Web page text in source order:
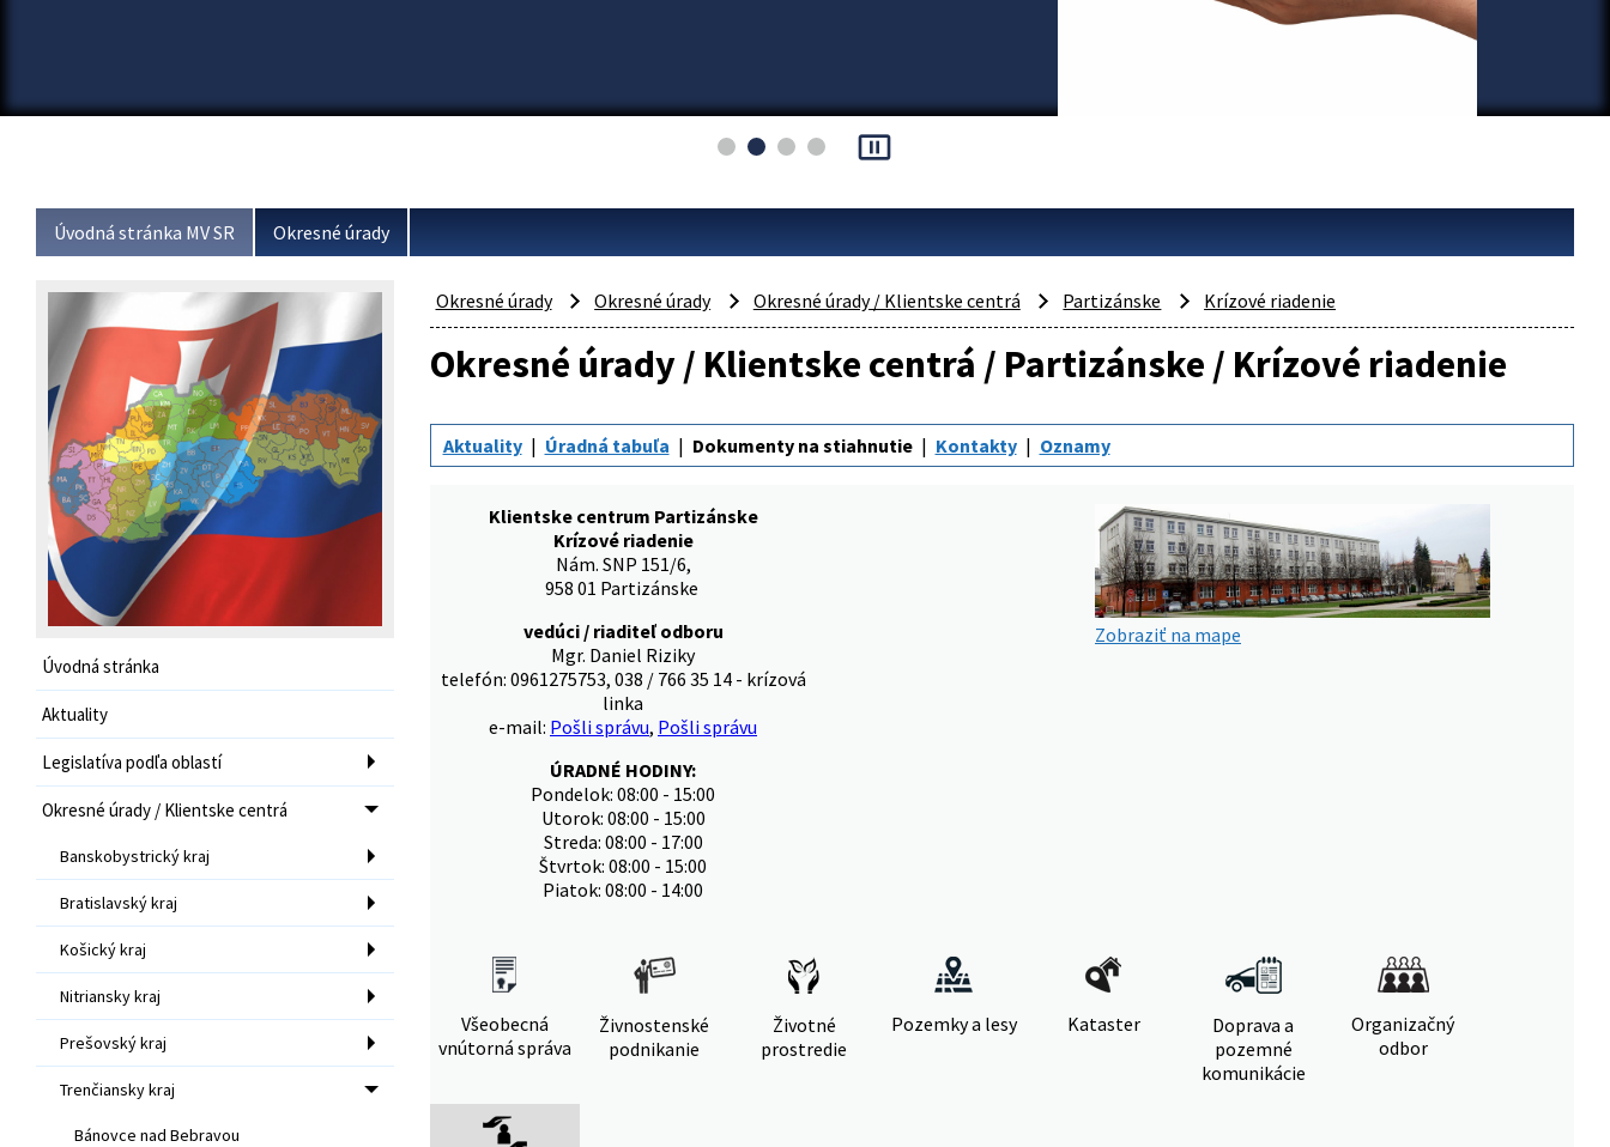
pause_presentation
Úvodná stránka MV SR Okresné úrady
Úvodná stránka
Aktuality
Legislatíva podľa oblastí
Okresné úrady / Klientske centrá
Banskobystrický kraj
Bratislavský kraj
Košický kraj
Nitriansky kraj
Prešovský kraj
Trenčiansky kraj
Bánovce nad Bebravou
Okresné úrady Okresné úrady Okresné úrady / Klientske centrá Partizánske Krízové riadenie
Okresné úrady / Klientske centrá / Partizánske / Krízové riadenie
Aktuality Úradná tabuľa Dokumenty na stiahnutie Kontakty Oznamy
Klientske centrum Partizánske
Krízové riadenie
Nám. SNP 151/6,
958 01 Partizánske
vedúci / riaditeľ odboru
Mgr. Daniel Riziky
telefón: 0961275753, 038 / 766 35 14 - krízová
linka
e-mail: Pošli správu, Pošli správu
ÚRADNÉ HODINY:
Pondelok: 08:00 - 15:00
Utorok: 08:00 - 15:00
Streda: 08:00 - 17:00
Štvrtok: 08:00 - 15:00
Piatok: 08:00 - 14:00
Zobraziť na mape
Všeobecná
vnútorná správa
Živnostenské
podnikanie
Životné
prostredie
Pozemky a lesy Kataster
Doprava a
pozemné
komunikácie
Organizačný
odbor